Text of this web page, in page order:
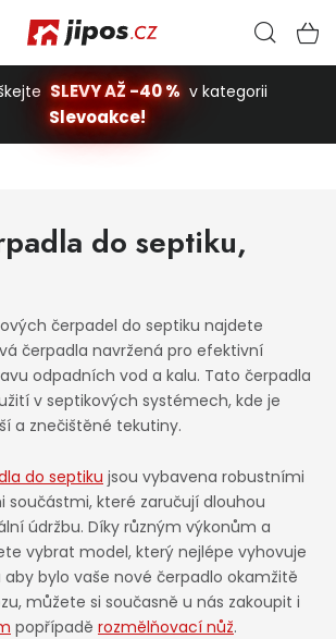
SLEVY AŽ -40 % v kategorii
Slevoakce!
do septiku,
čerpadel do septiku najdete
čerpadla navržená pro efektivní
odpadních vod a kalu. Tato čerpadla
v septikových systémech, kde je
a znečištěné tekutiny.
do septiku jsou vybavena robustními
které zaručují dlouhou
údržbu. Díky různým výkonům a
vybrat model, který nejlépe vyhovuje
bylo vaše nové čerpadlo okamžitě
můžete si současně u nás zakoupit i
popřípadě rozmělňovací nůž.